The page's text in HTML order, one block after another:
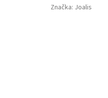
Značka: Joalis